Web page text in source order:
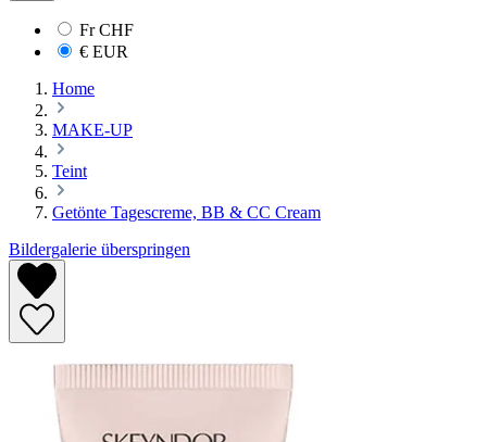
FrCHF
€ EUR
Home
MAKE-UP
Teint
Getönte Tagescreme, BB & CC Cream
Bildergalerie überspringen